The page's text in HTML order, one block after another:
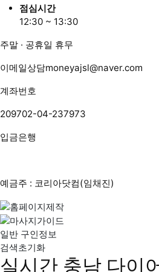
점심시간
12:30 ~ 13:30
주말 · 공휴일 휴무
이메일상담moneyajsl@naver.com
계좌번호
209702-04-237973
입금은행
예금주 : 코리아닷컴(임채진)
일반 구인정보
검색초기화
실시간 충남 다이